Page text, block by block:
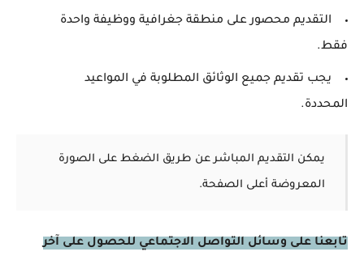
التقديم محصور على منطقة جغرافية ووظيفة واحدة
فقط.
يجب تقديم جميع الوثائق المطلوبة في المواعيد
المحددة.
يمكن التقديم المباشر عن طريق الضغط على الصورة
المعروضة أعلى الصفحة.
تابعنا على وسائل التواصل الاجتماعي للحصول على آخر